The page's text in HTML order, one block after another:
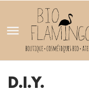

D.I.Y.